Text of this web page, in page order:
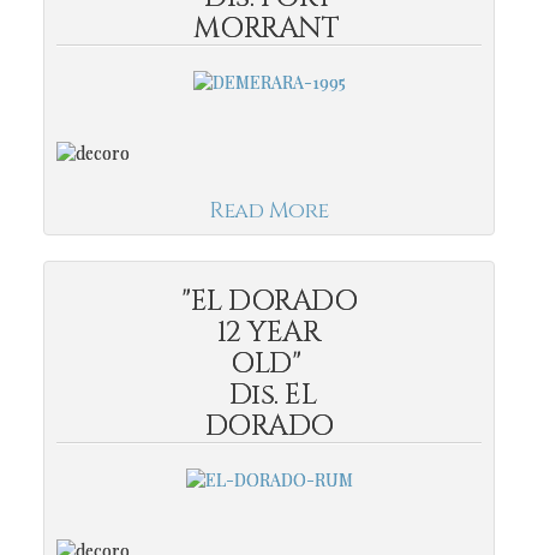
MORRANT
Read More
"EL DORADO
12 YEAR
OLD"
Dis. EL
DORADO